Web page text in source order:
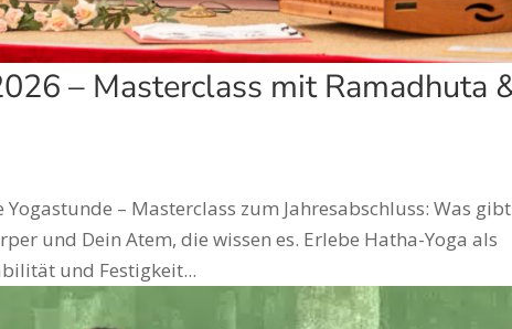
– Masterclass mit Ramadhuta
– Masterclass zum Jahresabschluss: Was
und Dein Atem, die wissen es. Erlebe Hatha-Yoga als
und Festigkeit...